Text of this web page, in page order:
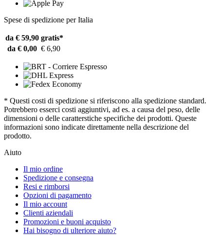
Spese di spedizione per Italia
da € 59,90 gratis*
da € 0,00 € 6,90
* Questi costi di spedizione si riferiscono alla spedizione standard.
Potrebbero esserci costi aggiuntivi, ad es. a causa del peso, delle
dimensioni o delle caratterstiche specifiche dei prodotti. Queste
informazioni sono indicate direttamente nella descrizione del
prodotto.
Aiuto
Il mio ordine
Spedizione e consegna
Resi e rimborsi
Opzioni di pagamento
Il mio account
Clienti aziendali
Promozioni e buoni acquisto
Hai bisogno di ulteriore aiuto?